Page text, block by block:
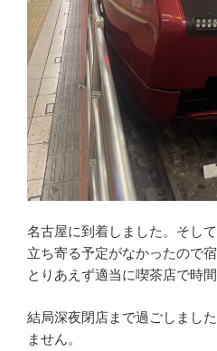
名古屋に到着しました。そし
立ち寄る予定がなかったので宿
とりあえず適当に喫茶店で時間
結局深夜閉店まで過ごしまし
ません。